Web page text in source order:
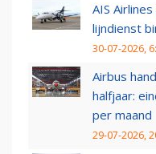
AIS
lijndienst
30-07-2026,
Airbus
halfjaar:
per maand
29-07-2026,